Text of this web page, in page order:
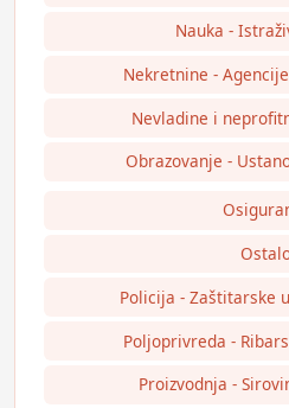
Nauka -
Nekretnine -
Nevladine i
Obrazovanje -
Policija - Zaštitarske
Poljoprivreda -
Proizvodnja -